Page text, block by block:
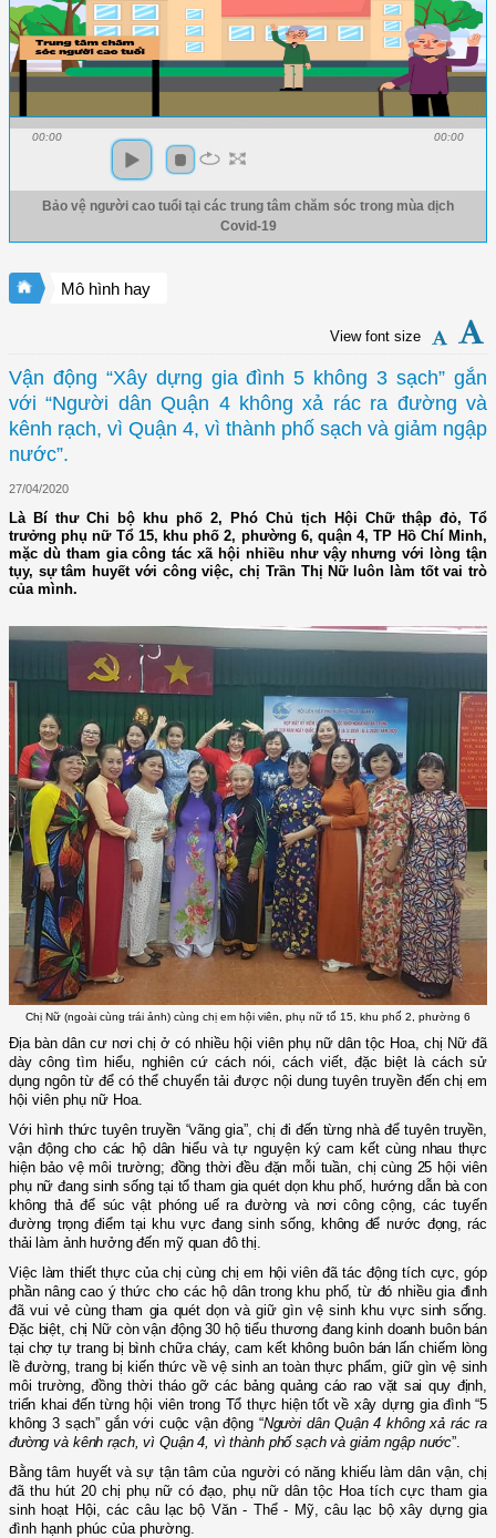
00:00 00:00
Bảo vệ người cao tuổi tại các trung tâm chăm sóc trong mùa dịch
Covid-19
Mô hình hay
View font size
Vận động “Xây dựng gia đình 5 không 3 sạch” gắn
với “Người dân Quận 4 không xả rác ra đường và
kênh rạch, vì Quận 4, vì thành phố sạch và giảm ngập
nước”.
27/04/2020
Là Bí thư Chi bộ khu phố 2, Phó Chủ tịch Hội Chữ thập đỏ, Tổ
trưởng phụ nữ Tổ 15, khu phố 2, phường 6, quận 4, TP Hồ Chí Minh,
mặc dù tham gia công tác xã hội nhiều như vậy nhưng với lòng tận
tụy, sự tâm huyết với công việc, chị Trần Thị Nữ luôn làm tốt vai trò
của mình.
Chị Nữ (ngoài cùng trái ảnh) cùng chị em hội viên, phụ nữ tổ 15, khu phố 2, phường 6
Địa bàn dân cư nơi chị ở có nhiều hội viên phụ nữ dân tộc Hoa, chị Nữ đã
dày công tìm hiểu, nghiên cứ cách nói, cách viết, đặc biệt là cách sử
dụng ngôn từ để có thể chuyển tải được nội dung tuyên truyền đến chị em
hội viên phụ nữ Hoa.
Với hình thức tuyên truyền “vãng gia”, chị đi đến từng nhà để tuyên truyền,
vận động cho các hộ dân hiểu và tự nguyện ký cam kết cùng nhau thực
hiện bảo vệ môi trường; đồng thời đều đặn mỗi tuần, chị cùng 25 hội viên
phụ nữ đang sinh sống tại tổ tham gia quét dọn khu phố, hướng dẫn bà con
không thả để súc vật phóng uế ra đường và nơi công cộng, các tuyến
đường trọng điểm tại khu vực đang sinh sống, không để nước đọng, rác
thải làm ảnh hưởng đến mỹ quan đô thị.
Việc làm thiết thực của chị cùng chị em hội viên đã tác động tích cực, góp
phần nâng cao ý thức cho các hộ dân trong khu phố, từ đó nhiều gia đình
đã vui vẻ cùng tham gia quét dọn và giữ gìn vệ sinh khu vực sinh sống.
Đặc biệt, chị Nữ còn vận động 30 hộ tiểu thương đang kinh doanh buôn bán
tại chợ tự trang bị bình chữa cháy, cam kết không buôn bán lấn chiếm lòng
lề đường, trang bị kiến thức về vệ sinh an toàn thực phẩm, giữ gìn vệ sinh
môi trường, đồng thời tháo gỡ các bảng quảng cáo rao vặt sai quy định,
triển khai đến từng hội viên trong Tổ thực hiện tốt về xây dựng gia đình “5
không 3 sạch” gắn với cuộc vận động “Người dân Quận 4 không xả rác ra
đường và kênh rạch, vì Quận 4, vì thành phố sạch và giảm ngập nước”.
Bằng tâm huyết và sự tận tâm của người có năng khiếu làm dân vận, chị
đã thu hút 20 chị phụ nữ có đạo, phụ nữ dân tộc Hoa tích cực tham gia
sinh hoạt Hội, các câu lạc bộ Văn - Thể - Mỹ, câu lạc bộ xây dựng gia
đình hạnh phúc của phường.